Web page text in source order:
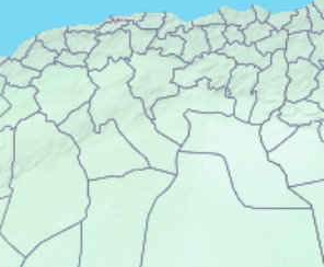
n'est pas en reste , avec un
mondial de Réserves de
le bassin de la Dordogne,
régional. Ces vastes étendues
se parcourir à pied, grâce aux 1
de randonnées pédestres, mais
plus aventureux pourront
de parcours de canoë-kayak.